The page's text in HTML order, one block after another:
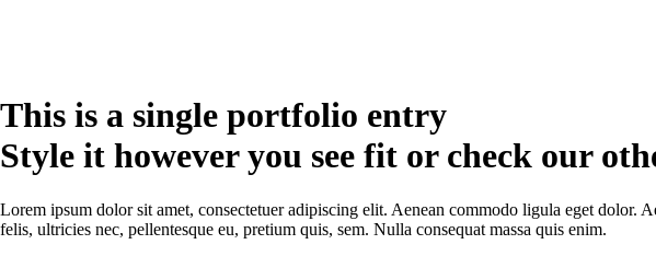
This is a single portfolio entry
Style it however you see fit or check our
Lorem ipsum dolor sit amet, consectetuer adipiscing elit. Aenean commodo ligula eget dolor.
felis, ultricies nec, pellentesque eu, pretium quis, sem. Nulla consequat massa quis enim.